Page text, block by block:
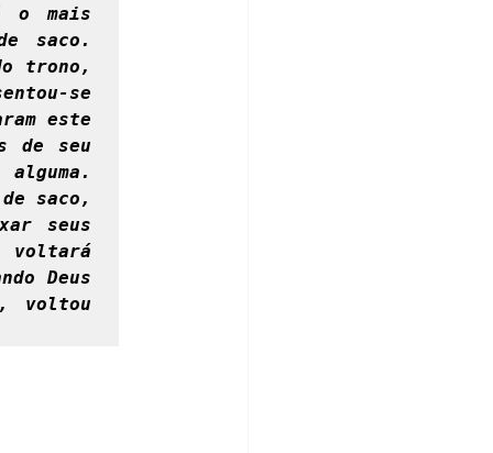
o mais
saco.
trono,
se
este
de seu
saco,
seus
voltará
Deus
voltou